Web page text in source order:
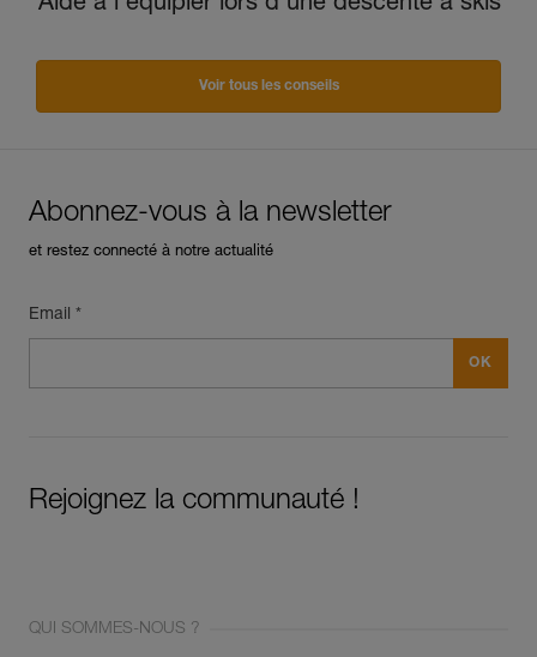
Voir tous les conseils
Abonnez-vous à la newsletter
et restez connecté à notre actualité
Email *
Rejoignez la communauté !
QUI SOMMES-NOUS ?